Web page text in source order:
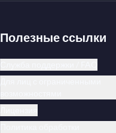
Полезные ссылки